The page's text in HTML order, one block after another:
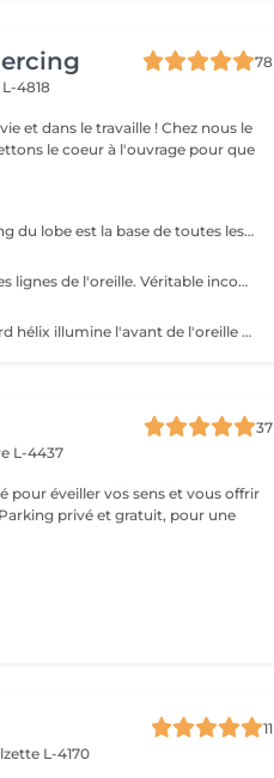
78
4818
Élégant et intemporel, le piercing du lobe est la base de toutes les plus belles compositions. Qu'il s'agisse d'un premier piercing ou d'une nouvelle création, chaque réalisation est effectuée avec précision afin de t'offrir une expérience aussi agréable que soignée. Inclus : Bijou de première pose en titane ASTM F-136 Conseils personnalisés et suivi de cicatrisation + 5€ pour changer la couleur de ton bijou grâce à l'anodisation. Les bijoux de la vitrine sont disponibles en première pause, le prix du bijou est à ajouter à la prestation. Pour toutes demandes d'informations, merci de me contacter. Tout les mineurs doivent être accompagnés d'un tuteur légal ( parents ! ), des justificatifs d'identités seront demandés.
L'hélix sublime naturellement les lignes de l'oreille. Véritable incontournable, il apporte une touche contemporaine et raffinée qui s'intègre parfaitement à votre style. Chaque projet est pensé en harmonie avec ton anatomie. Conseils personnalisés et suivi de cicatrisation Inclus : Bijou de première pose en titane ASTM F-136 + 5€ pour changer la couleur de ton bijou grâce à l'anodisation. Les bijoux de la vitrine sont disponibles en première pause, le prix du bijou est à ajouter à la prestation. Pour toutes demandes d'informations, merci de me contacter. Tout les mineurs doivent être accompagnés d'un tuteur légal ( parents ! ), des justificatifs d'identités seront demandés.
Discret et sophistiqué, le forward hélix illumine l'avant de l'oreille avec subtilité. Un choix idéal pour une composition délicate et résolument élégante. Conseils personnalisés et suivi de cicatrisation Inclus : Bijou de première pose en titane ASTM F-136 + 5€ pour changer la couleur de ton bijou grâce à l'anodisation. Les bijoux de la vitrine sont disponibles en première pause, le prix du bijou est à ajouter à la prestation. Pour toutes demandes d'informations, merci de me contacter. Tout les mineurs doivent être accompagnés d'un tuteur légal ( parents ! ), des justificatifs d'identités seront demandés.
37
L-4437
pour éveiller vos sens et vous offrir
11
L-4170